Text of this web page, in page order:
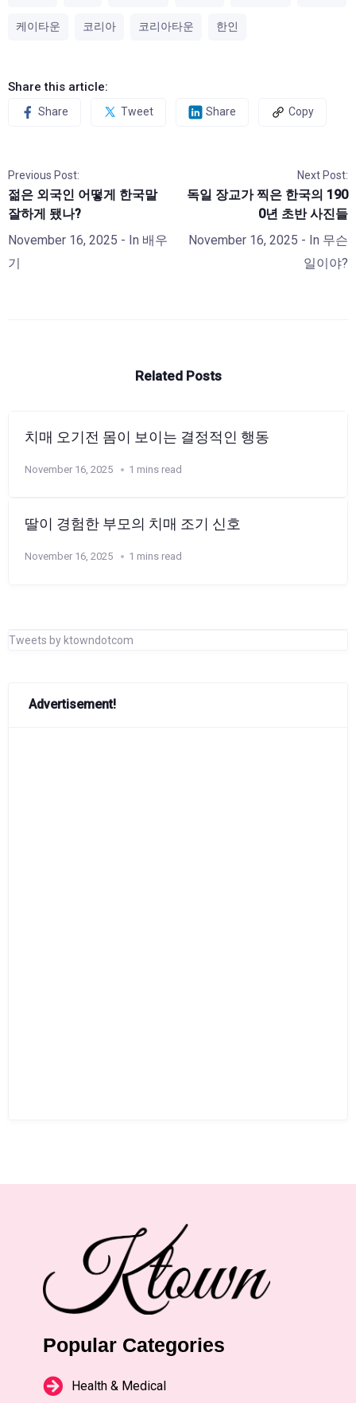
케이타운 코리아 코리아타운 한인
Share this article:
Share Tweet Share Copy
Previous Post:
젊은 외국인 어떻게 한국말
잘하게 됐나?
November 16, 2025 - In 배우
기
Next Post:
독일 장교가 찍은 한국의 190
0년 초반 사진들
November 16, 2025 - In 무슨
일이야?
Related Posts
치매 오기전 몸이 보이는 결정적인 행동
November 16, 2025 1 mins read
딸이 경험한 부모의 치매 조기 신호
November 16, 2025 1 mins read
Tweets by ktowndotcom
Advertisement!
Popular Categories
Health & Medical